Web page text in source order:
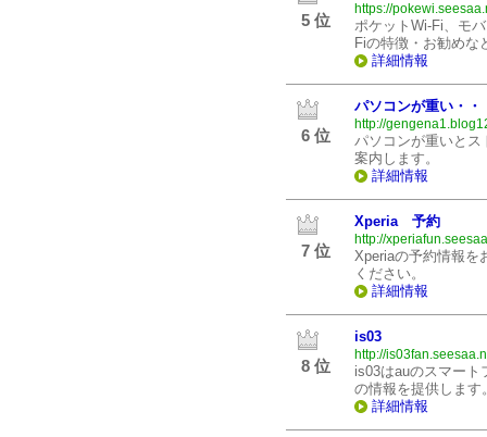
5 位
https://
ポケットWi-Fi、モ
Fiの特徴・お勧めな
詳細情報
6 位
パソコンが重い・・
http://
パソコンが重いとス
案内します。
詳細情報
7 位
Xperia 予約
http://
Xperiaの予約情報を
ください。
詳細情報
8 位
is03
http://
is03はauのスマート
の情報を提供します
詳細情報